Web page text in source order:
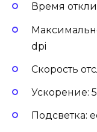
Время
dpi
Скорость
Ускорение:
Подсветка: